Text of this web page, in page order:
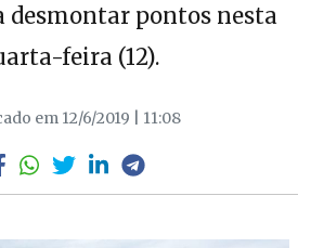
desmontar pontos nesta
feira (12).
em 12/6/2019 | 11:08